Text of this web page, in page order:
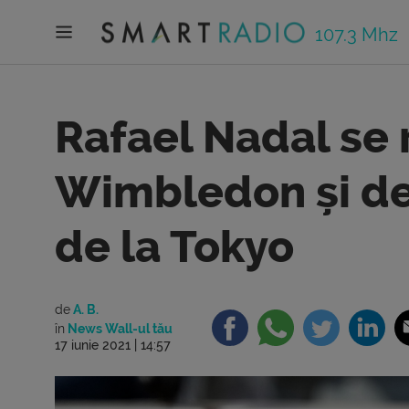
107.3 Mhz
Rafael Nadal
Wimbledon și
de la Tokyo
deA. B.
în News Wall-ul tău
17 iunie 2021 | 14:57